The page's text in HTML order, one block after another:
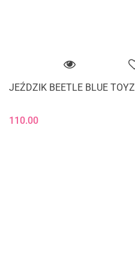
JEŹDZIK BEETLE BLUE TOYZ
110.00